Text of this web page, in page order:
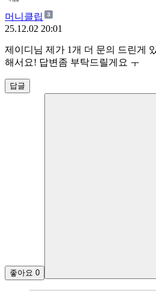
머니클립
25.12.02 20:01
제이디님 제가 1개 더 문의 드린게
해서요! 답변좀 부탁드릴게요 ㅜ
답글
좋아요 0